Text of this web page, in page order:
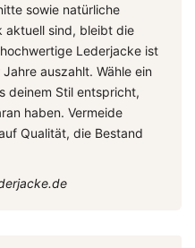
sowie natürliche
aktuell sind, bleibt die
Lederjacke ist
auszahlt. Wähle ein
deinem Stil entspricht,
haben. Vermeide
Qualität, die Bestand